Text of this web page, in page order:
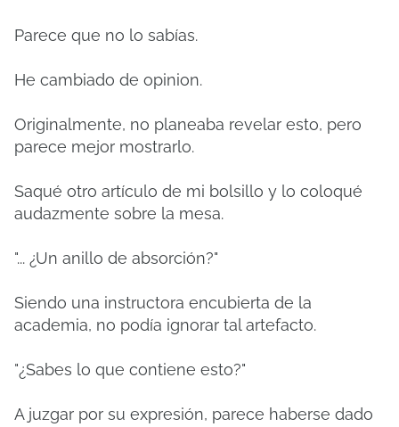
Parece que no lo sabías.
He cambiado de opinion.
Originalmente, no planeaba revelar esto, pero
parece mejor mostrarlo.
Saqué otro artículo de mi bolsillo y lo coloqué
audazmente sobre la mesa.
"... ¿Un anillo de absorción?"
Siendo una instructora encubierta de la
academia, no podía ignorar tal artefacto.
"¿Sabes lo que contiene esto?"
A juzgar por su expresión, parece haberse dado